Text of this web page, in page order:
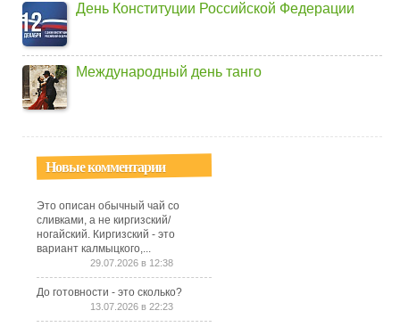
День Конституции Российской Федерации
Международный день танго
Новые комментарии
Это описан обычный чай со
сливками, а не киргизский/
ногайский. Киргизский - это
вариант калмыцкого,...
29.07.2026 в 12:38
До готовности - это сколько?
13.07.2026 в 22:23